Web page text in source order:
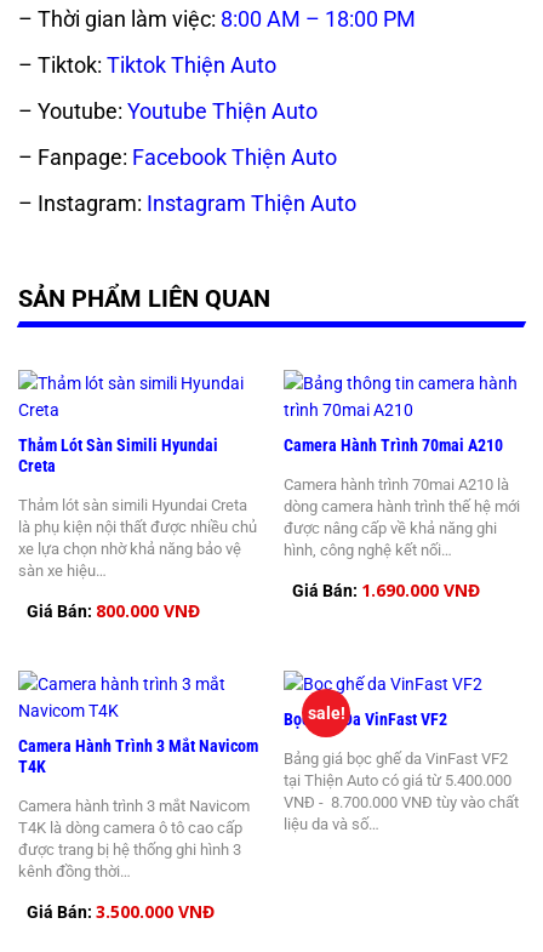
– Thời gian làm việc: 8:00 AM – 18:00 PM
– Tiktok: Tiktok Thiện Auto
– Youtube: Youtube Thiện Auto
– Fanpage: Facebook Thiện Auto
– Instagram: Instagram Thiện Auto
SẢN PHẨM LIÊN QUAN
Thảm Lót Sàn Simili Hyundai
Creta
Thảm lót sàn simili Hyundai Creta
là phụ kiện nội thất được nhiều chủ
xe lựa chọn nhờ khả năng bảo vệ
sàn xe hiệu…
Giá Bán: 800.000 VNĐ
Camera Hành Trình 70mai A210
Camera hành trình 70mai A210 là
dòng camera hành trình thế hệ mới
được nâng cấp về khả năng ghi
hình, công nghệ kết nối…
Giá Bán: 1.690.000 VNĐ
Camera Hành Trình 3 Mắt Navicom
T4K
Camera hành trình 3 mắt Navicom
T4K là dòng camera ô tô cao cấp
được trang bị hệ thống ghi hình 3
kênh đồng thời…
Giá Bán: 3.500.000 VNĐ
Bọc Ghế Da VinFast VF2
Bảng giá bọc ghế da VinFast VF2
tại Thiện Auto có giá từ 5.400.000
VNĐ - 8.700.000 VNĐ tùy vào chất
liệu da và số…
sale!